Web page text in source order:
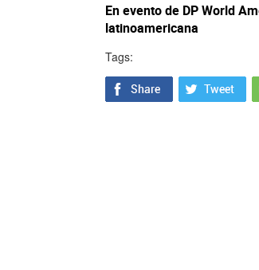
En evento de DP World
latinoamericana
Tags: